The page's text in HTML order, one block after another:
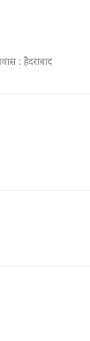
: हैदराबाद